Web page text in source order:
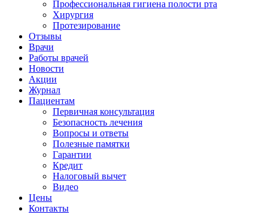
Профессиональная гигиена полости рта
Хирургия
Протезирование
Отзывы
Врачи
Работы врачей
Новости
Акции
Журнал
Пациентам
Первичная консультация
Безопасность лечения
Вопросы и ответы
Полезные памятки
Гарантии
Кредит
Налоговый вычет
Видео
Цены
Контакты